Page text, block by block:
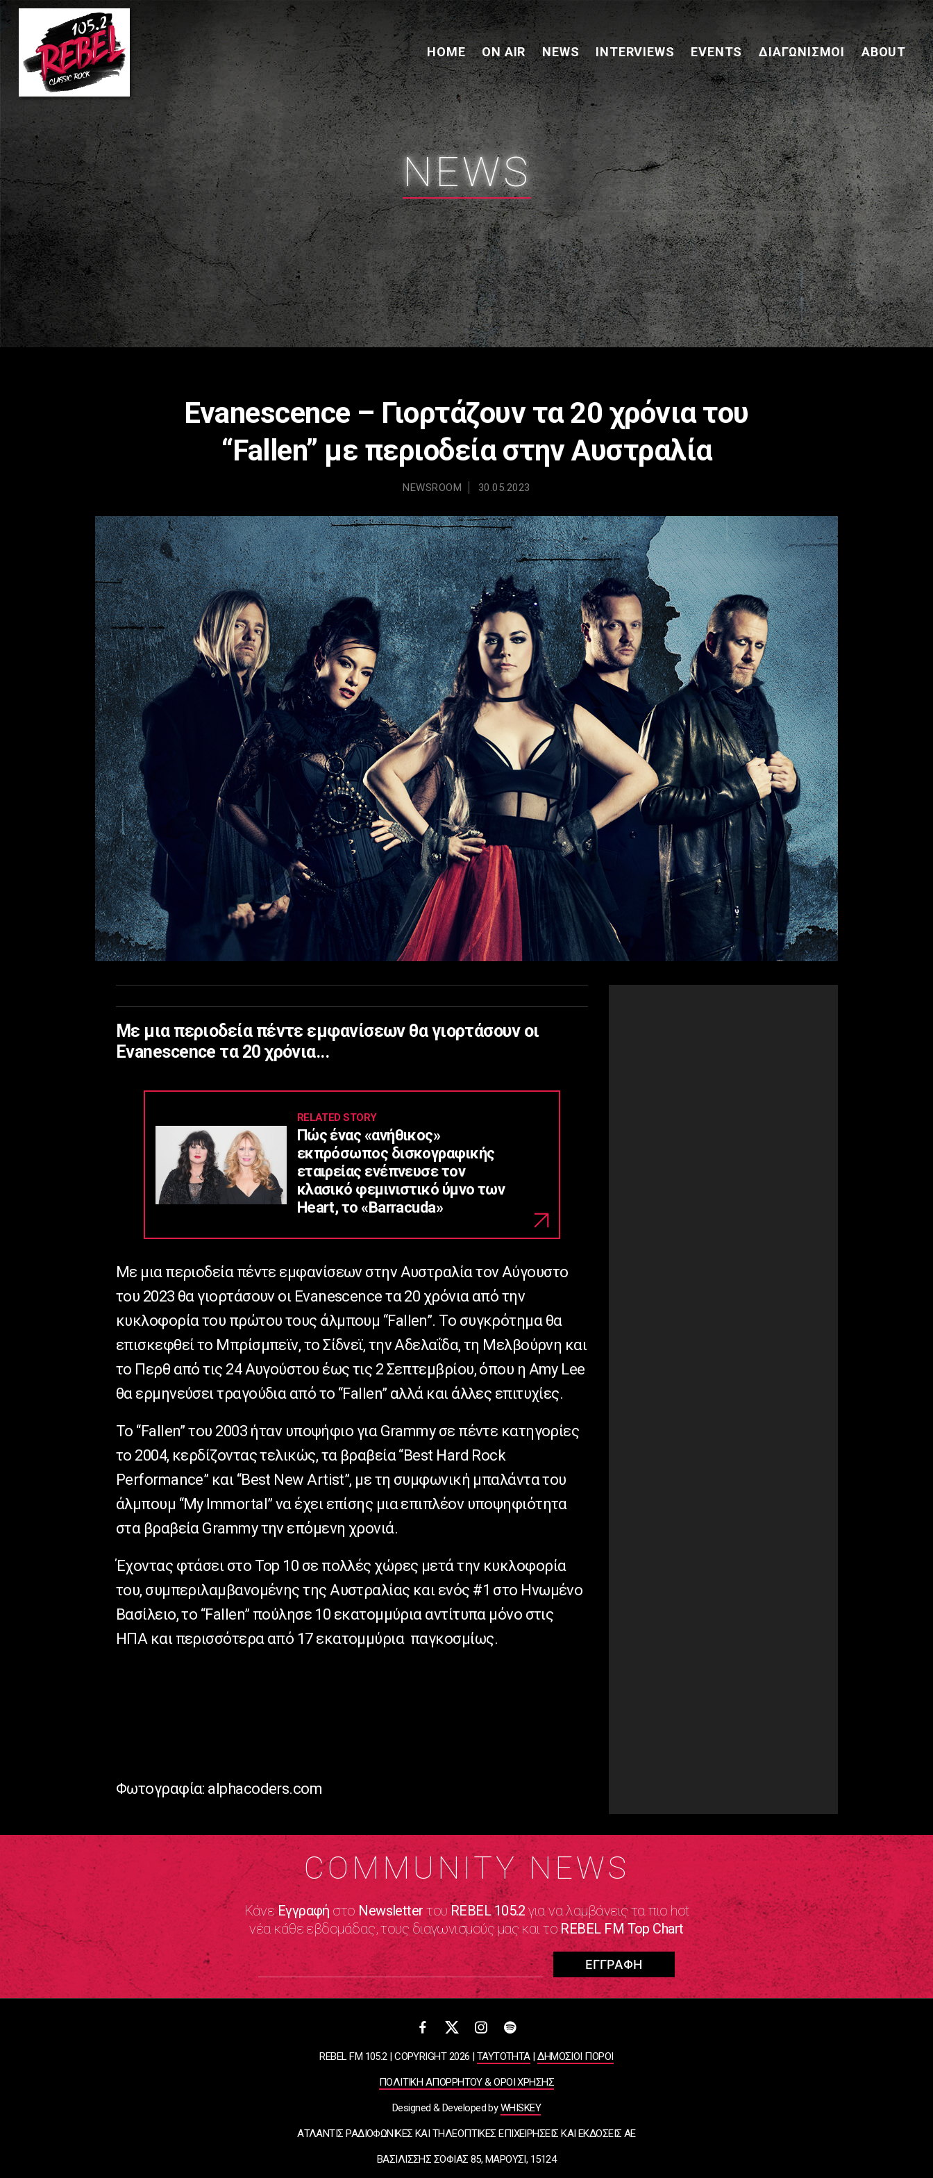
HOME ON AIR NEWS INTERVIEWS EVENTS ΔΙΑΓΩΝΙΣΜΟΊ ABOUT
NEWS
Evanescence – Γιορτάζουν τα 20 χρόνια του
“Fallen” με περιοδεία στην Αυστραλία
NEWSROOM 30.05.2023
Με μια περιοδεία πέντε εμφανίσεων θα γιορτάσουν οι
Evanescence τα 20 χρόνια...
RELATED STORY
Πώς ένας «ανήθικος»
εκπρόσωπος δισκογραφικής
εταιρείας ενέπνευσε τον
κλασικό φεμινιστικό ύμνο των
Heart, το «Barracuda»
Με μια περιοδεία πέντε εμφανίσεων στην Αυστραλία τον Αύγουστο
του 2023 θα γιορτάσουν οι Evanescence τα 20 χρόνια από την
κυκλοφορία του πρώτου τους άλμπουμ “Fallen”. To συγκρότημα θα
επισκεφθεί το Μπρίσμπεϊν, το Σίδνεϊ, την Αδελαΐδα, τη Μελβούρνη και
το Περθ από τις 24 Αυγούστου έως τις 2 Σεπτεμβρίου, όπου η Amy Lee
θα ερμηνεύσει τραγούδια από το “Fallen” αλλά και άλλες επιτυχίες.
Το “Fallen” του 2003 ήταν υποψήφιο για Grammy σε πέντε κατηγορίες
το 2004, κερδίζοντας τελικώς, τα βραβεία “Best Hard Rock
Performance” και “Best New Artist”, με τη συμφωνική μπαλάντα του
άλμπουμ “My Immortal” να έχει επίσης μια επιπλέον υποψηφιότητα
στα βραβεία Grammy την επόμενη χρονιά.
Έχοντας φτάσει στο Top 10 σε πολλές χώρες μετά την κυκλοφορία
του, συμπεριλαμβανομένης της Αυστραλίας και ενός #1 στο Ηνωμένο
Βασίλειο, το “Fallen” πούλησε 10 εκατομμύρια αντίτυπα μόνο στις
ΗΠΑ και περισσότερα από 17 εκατομμύρια παγκοσμίως.
Φωτογραφία: alphacoders.com
COMMUNITY NEWS
ΚάνεΕγγραφή στο Newsletter τουREBEL 105.2 για να λαμβάνεις τα πιο hot
νέα κάθε εβδομάδας, τους διαγωνισμούς μας και τοREBEL FM Top Chart
REBEL FM 105.2 | COPYRIGHT 2026 |ΤΑΥΤΟΤΗΤΑ|ΔΗΜΟΣΙΟΙ ΠΟΡΟΙ
ΠΟΛΙΤΙΚΗ ΑΠΟΡΡΗΤΟΥ & ΟΡΟΙ ΧΡΗΣΗΣ
Designed & Developed byWHISKEY
ΑΤΛΑΝΤΙΣ ΡΑΔΙΟΦΩΝΙΚΕΣ ΚΑΙ ΤΗΛΕΟΠΤΙΚΕΣ ΕΠΙΧΕΙΡΗΣΕΙΣ ΚΑΙ ΕΚΔΟΣΕΙΣ ΑΕ
ΒΑΣΙΛΙΣΣΗΣ ΣΟΦΙΑΣ 85, ΜΑΡΟΥΣΙ, 15124